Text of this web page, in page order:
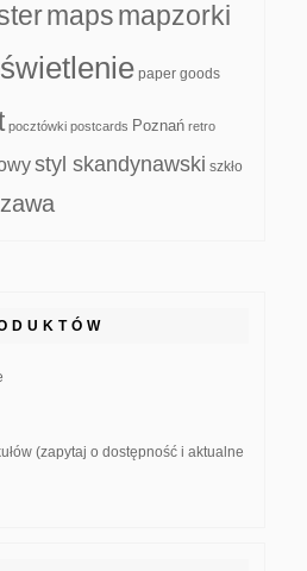
mapsmapzorki
paper goods
pocztówki postcards Poznań retro
styl skandynawski szkło
(zapytaj o dostępność i aktualne